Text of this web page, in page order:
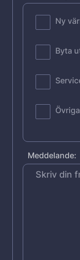
Ny
Byta
Meddelande: